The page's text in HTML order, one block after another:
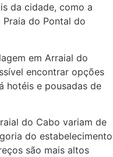
da cidade, como a
Praia do Pontal do
em Arraial do
encontrar opções
hotéis e pousadas de
do Cabo variam de
do estabelecimento
são mais altos